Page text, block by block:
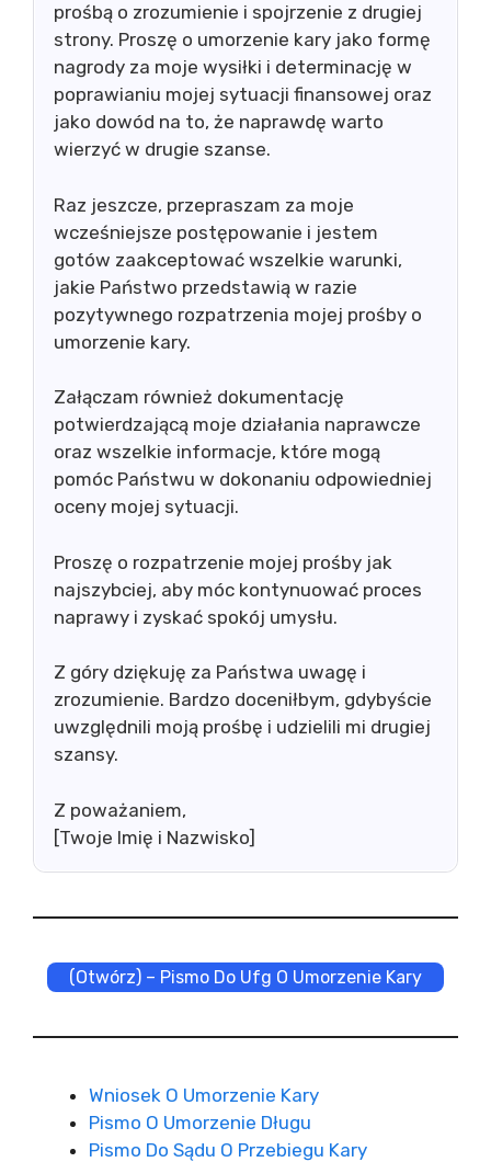
prośbą o zrozumienie i spojrzenie z drugiej
strony. Proszę o umorzenie kary jako formę
nagrody za moje wysiłki i determinację w
poprawianiu mojej sytuacji finansowej oraz
jako dowód na to, że naprawdę warto
wierzyć w drugie szanse.
Raz jeszcze, przepraszam za moje
wcześniejsze postępowanie i jestem
gotów zaakceptować wszelkie warunki,
jakie Państwo przedstawią w razie
pozytywnego rozpatrzenia mojej prośby o
umorzenie kary.
Załączam również dokumentację
potwierdzającą moje działania naprawcze
oraz wszelkie informacje, które mogą
pomóc Państwu w dokonaniu odpowiedniej
oceny mojej sytuacji.
Proszę o rozpatrzenie mojej prośby jak
najszybciej, aby móc kontynuować proces
naprawy i zyskać spokój umysłu.
Z góry dziękuję za Państwa uwagę i
zrozumienie. Bardzo doceniłbym, gdybyście
uwzględnili moją prośbę i udzielili mi drugiej
szansy.
Z poważaniem,
[Twoje Imię i Nazwisko]
(Otwórz) – Pismo Do Ufg O Umorzenie Kary
Wniosek O Umorzenie Kary
Pismo O Umorzenie Długu
Pismo Do Sądu O Przebiegu Kary